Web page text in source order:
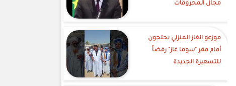
مجال المحروقات
موزعو الغاز المنزلي يحتجون
أمام مقر "سوما غاز" رفضاً
للتسعيرة الجديدة